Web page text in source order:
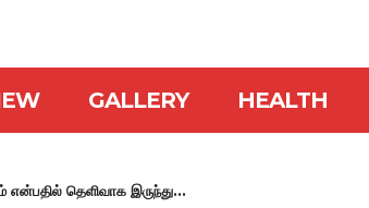
GALLERY HEALTH
தெளிவாக இருந்து...